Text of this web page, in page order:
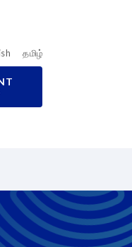
தமிழ்